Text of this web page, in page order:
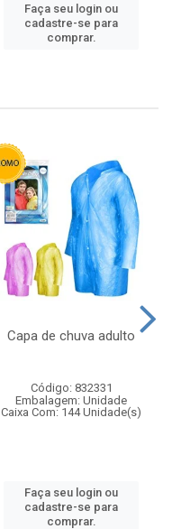
Faça seu login ou
cadastre-se para
comprar.
Capa de chuva adulto
Código: 832331
Embalagem: Unidade
Caixa Com: 144 Unidade(s)
Faça seu login ou
cadastre-se para
comprar.